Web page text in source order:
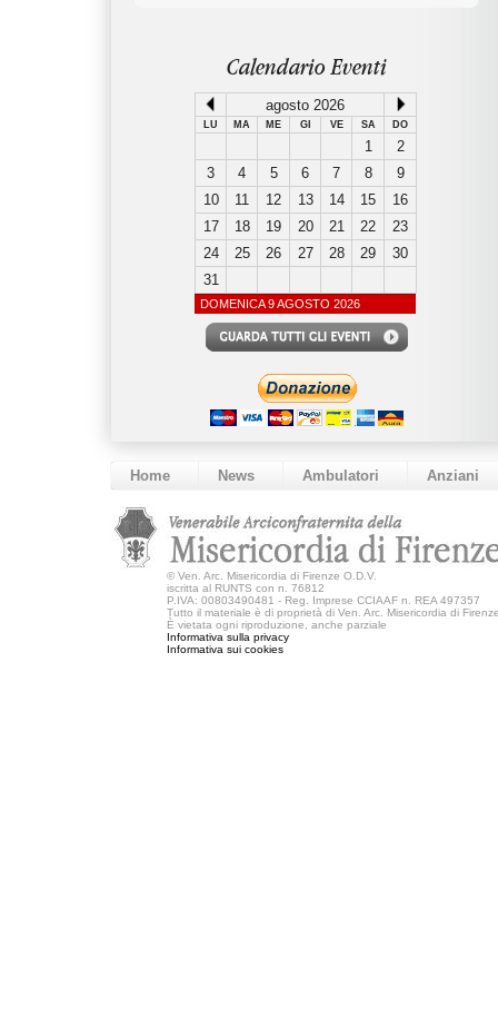
Calendario Eventi
agosto 2026
LU MA ME GI VE SA DO
1
2
3
4 5 6 7 8
9
10
11 12 13 14 15
16
17
18 19 20 21 22
23
24
25 26 27 28 29
30
31
DOMENICA 9 AGOSTO 2026
Home News Ambulatori Anziani
© Ven. Arc. Misericordia di Firenze O.D.V.
iscritta al RUNTS con n. 76812
P.IVA: 00803490481 - Reg. Imprese CCIAAF n. REA 497357
Tutto il materiale è di proprietà di Ven. Arc. Misericordia di
È vietata ogni riproduzione, anche parziale
Informativa sulla privacy
Informativa sui cookies